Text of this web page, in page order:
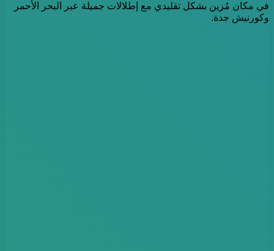
في مكان مُزين بشكل تقليدي مع إطلالات جميلة عبر البحر الأحمر
وكورنيش جدة.